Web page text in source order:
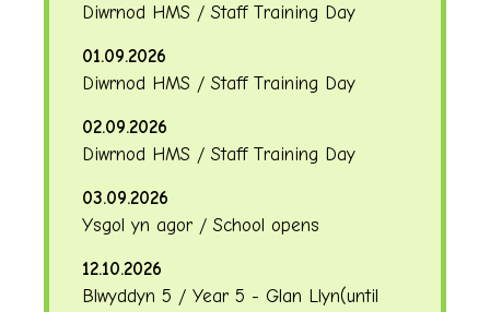
Diwrnod HMS / Staff Training Day
01.09.2026
Diwrnod HMS / Staff Training Day
02.09.2026
Diwrnod HMS / Staff Training Day
03.09.2026
Ysgol yn agor / School opens
12.10.2026
Blwyddyn 5 / Year 5 - Glan Llyn(until